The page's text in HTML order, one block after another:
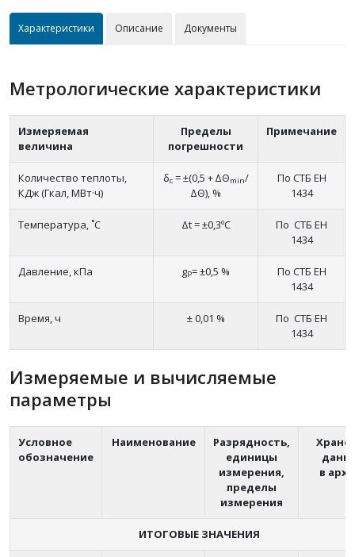
Характеристики Описание Документы
Метрологические характеристики
Измеряемая
величина
Пределы
погрешности
Примечание
Количество теплоты,
КДж (Гкал, МВт·ч)
δс= ±(0,5 + ∆Θmin/
∆Θ), %
По СТБ ЕН
1434
Температура, ˚С Δt = ±0,3ºС
По СТБ ЕН
1434
Давление, кПа gP= ±0,5 %
По СТБ ЕН
1434
Время, ч ± 0,01 %
По СТБ ЕН
1434
Измеряемые и вычисляемые
параметры
Условное
обозначение
Наименование
Разрядность,
единицы
измерения,
пределы
измерения
в
ИТОГОВЫЕ ЗНАЧЕНИЯ